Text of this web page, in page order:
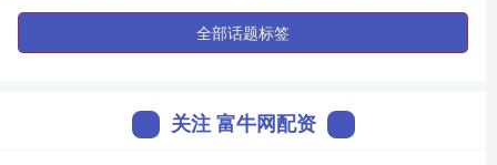
全部话题标签
关注 富牛网配资